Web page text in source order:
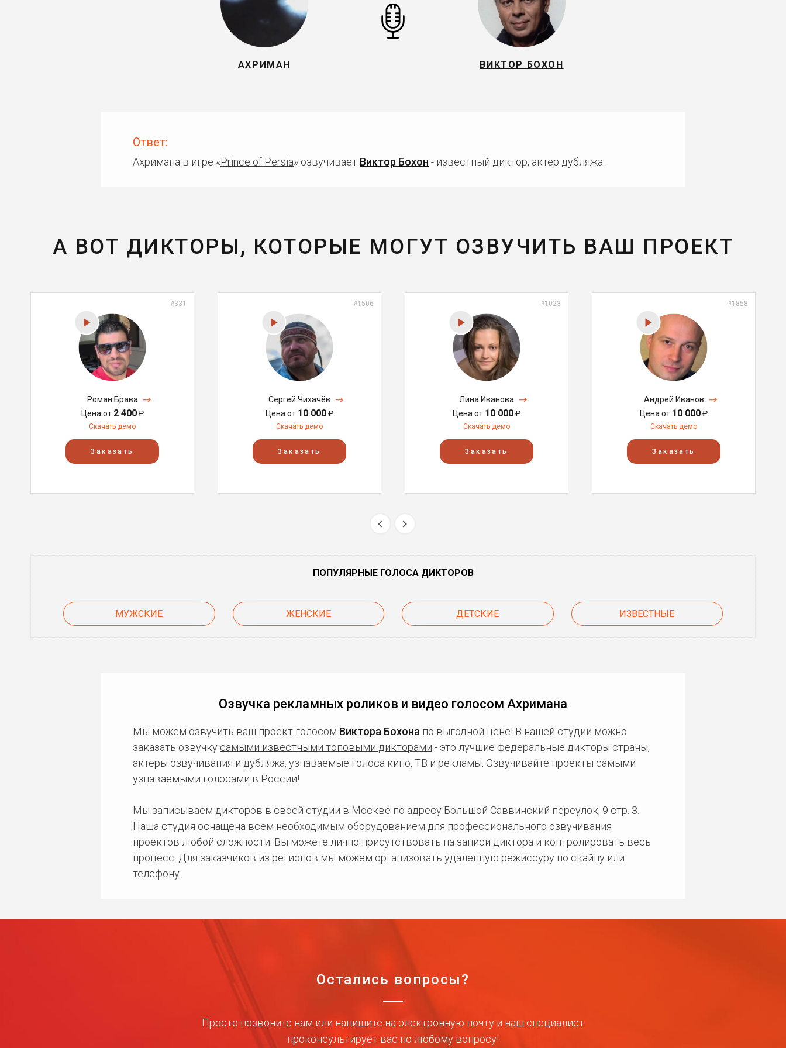
АХРИМАН ВИКТОР БОХОН
Ответ:
Ахримана в игре «Prince of Persia» озвучивает Виктор Бохон - известный диктор, актер дубляжа.
А ВОТ ДИКТОРЫ, КОТОРЫЕ МОГУТ ОЗВУЧИТЬ ВАШ ПРОЕКТ
#331
Роман Брава
Цена от 2 400₽
Скачать демо
Заказать
#1506
Сергей Чихачёв
Цена от 10 000₽
Скачать демо
Заказать
#1023
Лина Иванова
Цена от 10 000₽
Скачать демо
Заказать
#1858
Андрей Иванов
Цена от 10 000₽
Скачать демо
Заказать
ПОПУЛЯРНЫЕ ГОЛОСА ДИКТОРОВ
МУЖСКИЕ ЖЕНСКИЕ ДЕТСКИЕ ИЗВЕСТНЫЕ
Озвучка рекламных роликов и видео голосом Ахримана
Мы можем озвучить ваш проект голосом Виктора Бохона по выгодной цене! В нашей студии можно
заказать озвучку самыми известными топовыми дикторами - это лучшие федеральные дикторы страны,
актеры озвучивания и дубляжа, узнаваемые голоса кино, ТВ и рекламы. Озвучивайте проекты самыми
узнаваемыми голосами в России!
Мы записываем дикторов в своей студии в Москве по адресу Большой Саввинский переулок, 9 стр. 3.
Наша студия оснащена всем необходимым оборудованием для профессионального озвучивания
проектов любой сложности. Вы можете лично присутствовать на записи диктора и контролировать весь
процесс. Для заказчиков из регионов мы можем организовать удаленную режиссуру по скайпу или
телефону.
Остались вопросы?
Просто позвоните нам или напишите на электронную почту и наш специалист
проконсультирует вас по любому вопросу!